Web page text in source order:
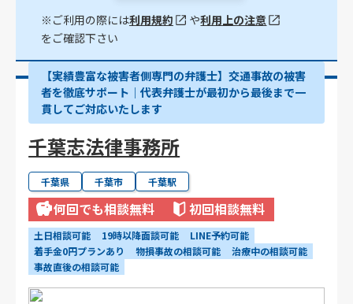
※ご利用の際には利用規約 や利用上の注意
をご確認下さい
【実績豊富な被害者側専門の弁護士】交通事故の被害
者を徹底サポート｜代表弁護士が最初から最後まで一
貫してご対応いたします
千葉志法律事務所
千葉県 千葉市 千葉駅
何回でも相談無料 初回相談無料
土日相談可能 19時以降面談可能
LINE予約可能
着手金0円プランあり
物損事故の相談可能
治療中の相談可能
事故直後の相談可能